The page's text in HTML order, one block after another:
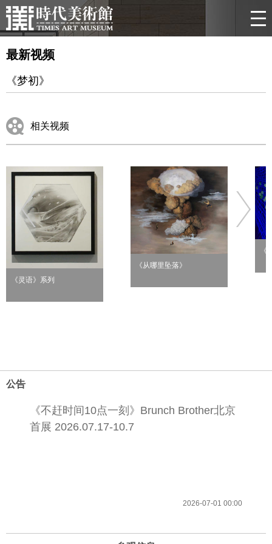
最新视频
《梦初》
相关视频
《灵语》系列
《从哪里坠落》
《
公告
《不赶时间10点一刻》Brunch Brother北京
首展 2026.07.17-10.7
2026-07-01 00:00